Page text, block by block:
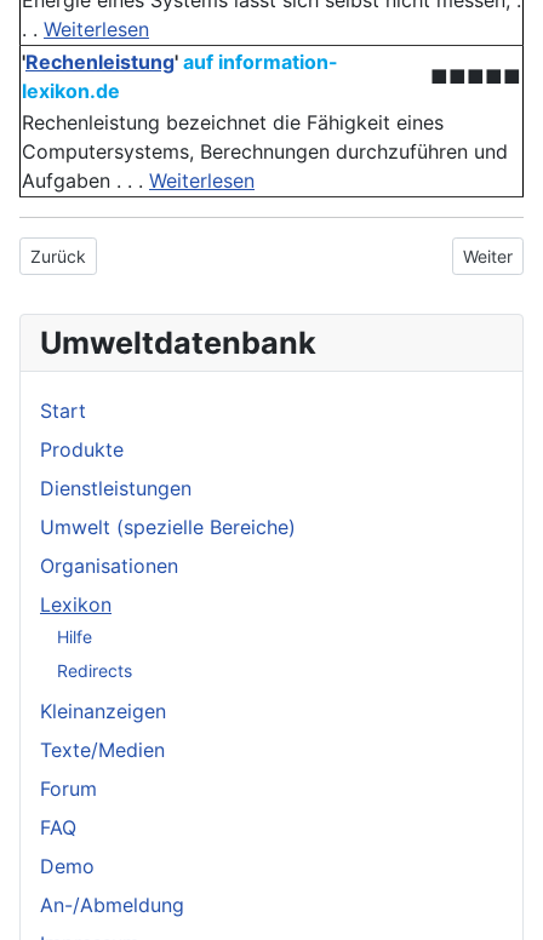
. . Weiterlesen
'Rechenleistung' auf information-
lexikon.de
■■■■■
Rechenleistung bezeichnet die Fähigkeit eines
Computersystems, Berechnungen durchzuführen und
Aufgaben . . . Weiterlesen
Vorheriger Beitrag: Reaktor
Zurück Nächster
Weiter
Umweltdatenbank
Start
Produkte
Dienstleistungen
Umwelt (spezielle Bereiche)
Organisationen
Lexikon
Hilfe
Redirects
Kleinanzeigen
Texte/Medien
Forum
FAQ
Demo
An-/Abmeldung